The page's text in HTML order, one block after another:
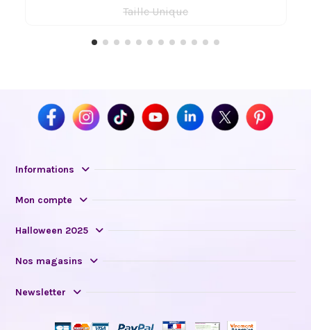
Taille Unique
Informations
Mon compte
Halloween 2025
Nos magasins
Newsletter